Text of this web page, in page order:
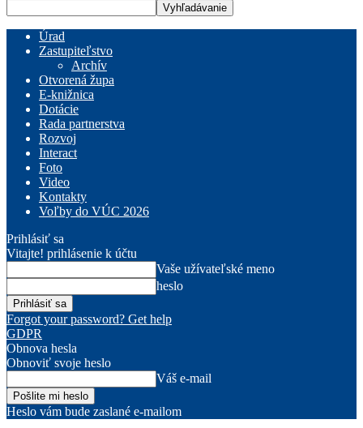
Úrad
Zastupiteľstvo
Archív
Otvorená župa
E-knižnica
Dotácie
Rada partnerstva
Rozvoj
Interact
Foto
Video
Kontakty
Voľby do VÚC 2026
Prihlásiť sa
Vitajte! prihlásenie k účtu
Vaše užívateľské meno
heslo
Forgot your password? Get help
GDPR
Obnova hesla
Obnoviť svoje heslo
Váš e-mail
Heslo vám bude zaslané e-mailom